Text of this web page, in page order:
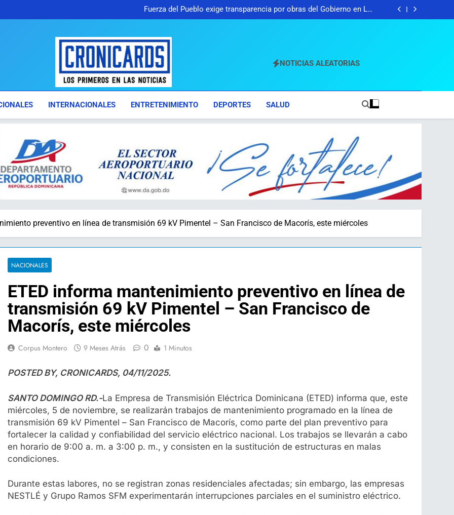
extranjero
millones mensuales por cinco años
Fuerza del Pueblo exige transparencia por obras del Gobierno en Los
Jardines del Norte
Ejército reconoce a soldados que rechazaron soborno durante operativo en
programas de especialización, maestrías y doctorados en universidades del
Milton Morrison revela que rechazó un soborno de US$1 millón y RD$3
Fuerza del Pueblo exige transparencia por obras del Gobierno en Los
Ejército reconoce a soldados que rechazaron soborno durante operativo en
Santiago Rodríguez
Presidente Abinader entrega 1,500 becas internacionales para cursar
programas de especialización, maestrías y doctorados en universidades del
Cronicards
Los Primeros En Las Noticias
NOTICIAS ALEATORIAS
INTERNACIONALES ENTRETENIMIENTO DEPORTES SALUD
preventivo en línea de transmisión 69 kV Pimentel – San Francisco de Macorís, este miércoles
NACIONALES
ETED informa mantenimiento preventivo en línea de
transmisión 69 kV Pimentel – San Francisco de
Macorís, este miércoles
Corpus Montero 9 Meses Atrás 0 1 Minutos
POSTED BY, CRONICARDS, 04/11/2025.
SANTO DOMINGO RD.-La Empresa de Transmisión Eléctrica Dominicana (ETED) informa que, este
miércoles, 5 de noviembre, se realizarán trabajos de mantenimiento programado en la línea de
transmisión 69 kV Pimentel – San Francisco de Macorís, como parte del plan preventivo para
fortalecer la calidad y confiabilidad del servicio eléctrico nacional. Los trabajos se llevarán a cabo
en horario de 9:00 a. m. a 3:00 p. m., y consisten en la sustitución de estructuras en malas
condiciones.
Durante estas labores, no se registran zonas residenciales afectadas; sin embargo, las empresas
NESTLÉ y Grupo Ramos SFM experimentarán interrupciones parciales en el suministro eléctrico.